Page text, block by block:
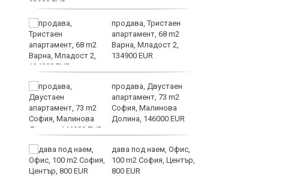
продава, Тристаен
апартамент, 68 m2
Варна, Младост 2,
134900 EUR
продава, Двустаен
апартамент, 73 m2
София, Малинова
Долина, 146000 EUR
дава под наем, Офис,
100 m2 София, Център,
800 EUR